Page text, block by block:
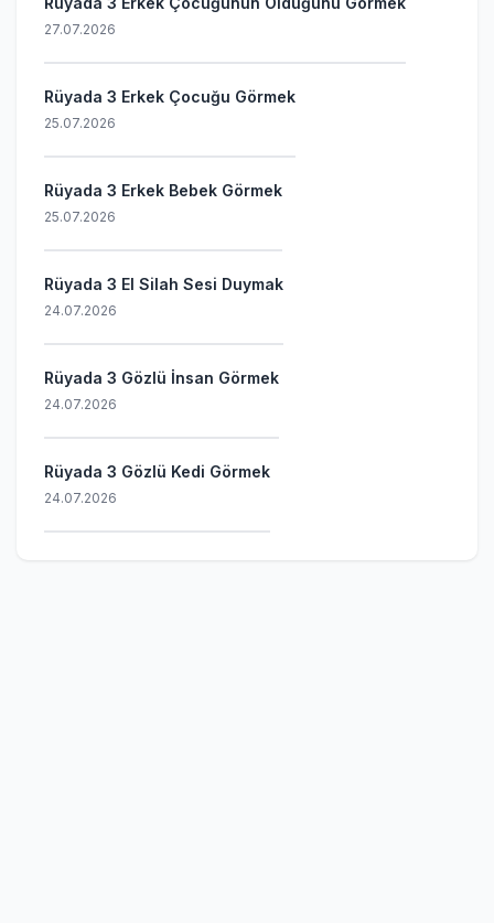
27.07.2026
Rüyada 3 Erkek Çocuğu Görmek
25.07.2026
Rüyada 3 Erkek Bebek Görmek
25.07.2026
Rüyada 3 El Silah Sesi Duymak
24.07.2026
Rüyada 3 Gözlü İnsan Görmek
24.07.2026
Rüyada 3 Gözlü Kedi Görmek
24.07.2026